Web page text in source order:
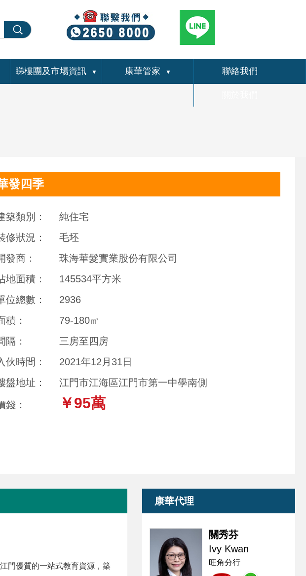
睇樓團及市場資訊 ▼ 康華管家 ▼ 聯絡我們
發四季
築類別：
純住宅
修狀況：
毛坯
發商：
珠海華髮實業股份有限公司
地面積：
145534平方米
位總數：
2936
積：
79-180㎡
隔：
三房至四房
伙時間：
2021年12月31日
盤地址：
江門市江海區江門市第一中學南側
錢： ￥95萬
門優質的一站式教育資源，築
康華代理
關秀芬
Ivy Kwan
旺角分行